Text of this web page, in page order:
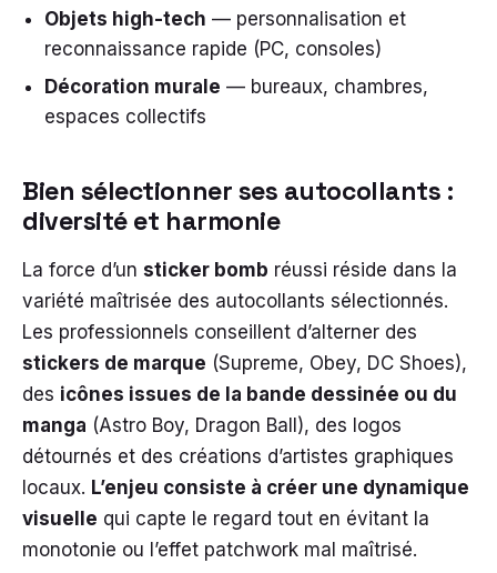
Objets high-tech — personnalisation et
reconnaissance rapide (PC, consoles)
Décoration murale — bureaux, chambres,
espaces collectifs
Bien sélectionner ses autocollants :
diversité et harmonie
La force d’un sticker bomb réussi réside dans la
variété maîtrisée des autocollants sélectionnés.
Les professionnels conseillent d’alterner des
stickers de marque (Supreme, Obey, DC Shoes),
des icônes issues de la bande dessinée ou du
manga (Astro Boy, Dragon Ball), des logos
détournés et des créations d’artistes graphiques
locaux. L’enjeu consiste à créer une dynamique
visuelle qui capte le regard tout en évitant la
monotonie ou l’effet patchwork mal maîtrisé.